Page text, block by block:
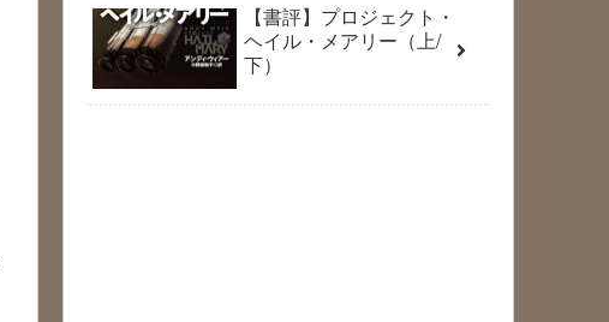
【書評】プロジェクト・
ヘイル・メアリー（上/
下）